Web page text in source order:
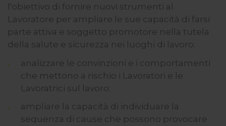
l'obiettivo di fornire nuovi strumenti al
Lavoratore per ampliare le sue capacità di farsi
parte attiva e soggetto promotore nella tutela
della salute e sicurezza nei luoghi di lavoro:
analizzare le convinzioni e i comportamenti
che mettono a rischio i Lavoratori e le
Lavoratrici sul lavoro;
ampliare la capacità di individuare la
sequenza di cause che possono provocare